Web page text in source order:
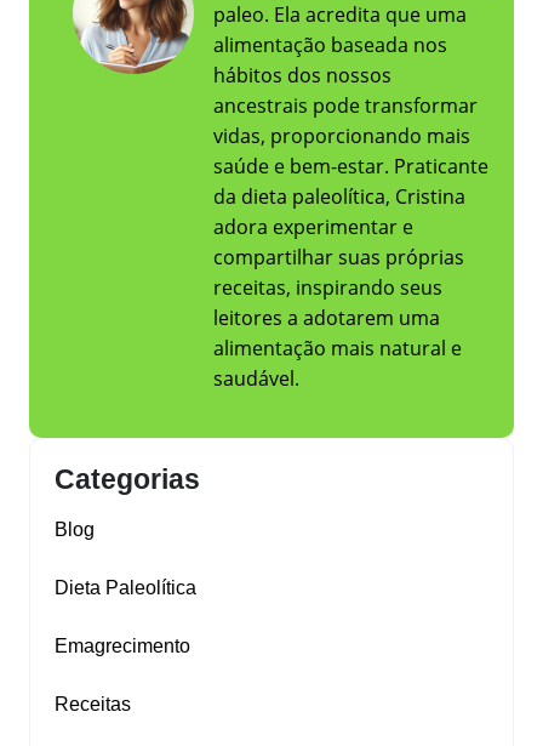
paleo. Ela acredita que uma
alimentação baseada nos
hábitos dos nossos
ancestrais pode transformar
vidas, proporcionando mais
saúde e bem-estar. Praticante
da dieta paleolítica, Cristina
adora experimentar e
compartilhar suas próprias
receitas, inspirando seus
leitores a adotarem uma
alimentação mais natural e
saudável.
Categorias
Blog
Dieta Paleolítica
Emagrecimento
Receitas